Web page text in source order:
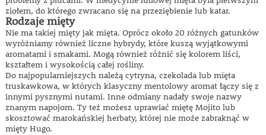
ziołem, do którego zwracano się na przeziębienie lub katar.
Rodzaje mięty
Nie ma takiej mięty jak mięta. Oprócz około 20 różnych gatunków
wyróżniamy również liczne hybrydy, które kuszą wyjątkowymi
aromatami i smakami. Mogą również różnić się kolorem liści,
kształtem i wysokością całej rośliny.
Do najpopularniejszych należą cytryna, czekolada lub mięta
truskawkowa, w których klasyczny mentolowy aromat łączy się z
innymi pysznymi nutami. Inne odmiany nadały swoje nazwy
znanym napojom. Ty też możesz uprawiać miętę Mojito lub
skosztować marokańskiej herbaty, której nie może zabraknąć w
mięty Hugo.